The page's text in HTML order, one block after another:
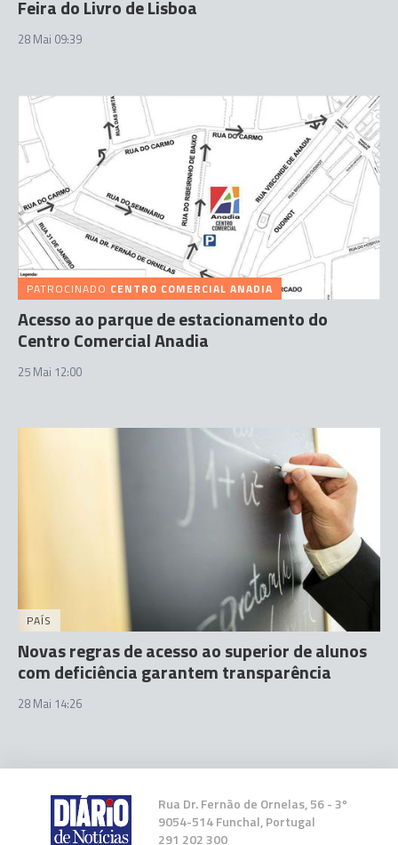
Feira do Livro de Lisboa
28 Mai 09:39
PATROCINADO CENTRO COMERCIAL ANADIA
Acesso ao parque de estacionamento do
Centro Comercial Anadia
25 Mai 12:00
PAÍS
Novas regras de acesso ao superior de alunos
com deficiência garantem transparência
28 Mai 14:26
Rua Dr. Fernão de Ornelas, 56 - 3º
9054-514 Funchal, Portugal
291 202 300